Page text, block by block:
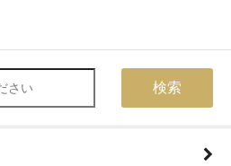
検索